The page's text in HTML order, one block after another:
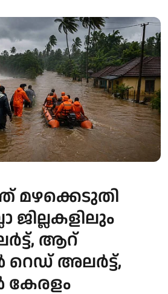
മഴക്കെടുതി
ജില്ലകളിലും
ആറ്
അലര്‍ട്ട്,
കേരളം